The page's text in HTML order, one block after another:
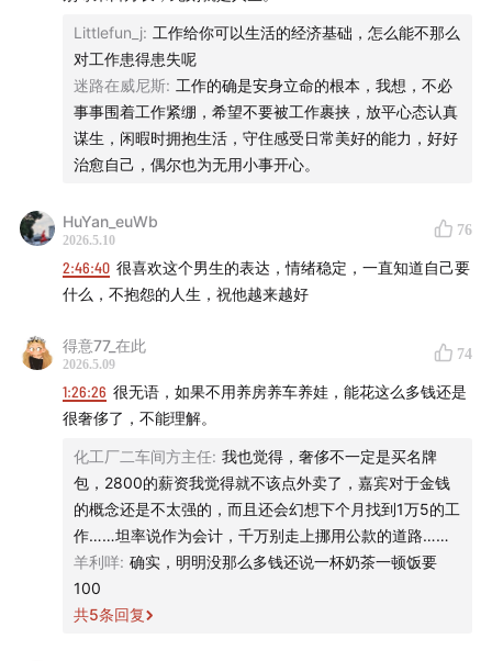
🍻 我们是谁？「知行小酒馆」是
出品的一档分
享投资与生活的播客节目，每周五晚八点更新。我们关注
投资理财，更关注怎样更好地生活。在我们看来，投资成
有知有行成立于 2020 年，目前在陪伴投资者用正确的方
式学习投资，下场实操。凭借在投资领域的良好口碑，有
知有行在初创阶段已与一大批忠实用户同行。未来我们希
望成为一家财富管理公司，不仅帮助投资者学习投资，也
能让大家在有知有行安心交易，踏实赚钱。 欢迎在「有知
有行」社区 和我们互动交流。
🎺 创作团队
雨白｜嘉宾
Littlefun_j: 工作给你可以生活的经济基础，怎么能不那么
对工作患得患失呢
迷路在威尼斯: 工作的确是安身立命的根本，我想，不必
事事围着工作紧绷，希望不要被工作裹挟，放平心态认真
谋生，闲暇时拥抱生活，守住感受日常美好的能力，好好
治愈自己，偶尔也为无用小事开心。
HuYan_euWb
2026.5.10
76
2:46:40 很喜欢这个男生的表达，情绪稳定，一直知道自己要
什么，不抱怨的人生，祝他越来越好
得意77_在此
2026.5.09
74
1:26:26 很无语，如果不用养房养车养娃，能花这么多钱还是
很奢侈了，不能理解。
化工厂二车间方主任: 我也觉得，奢侈不一定是买名牌
包，2800的薪资我觉得就不该点外卖了，嘉宾对于金钱
的概念还是不太强的，而且还会幻想下个月找到1万5的工
作……坦率说作为会计，千万别走上挪用公款的道路……
羊利咩: 确实，明明没那么多钱还说一杯奶茶一顿饭要
100
共5条回复